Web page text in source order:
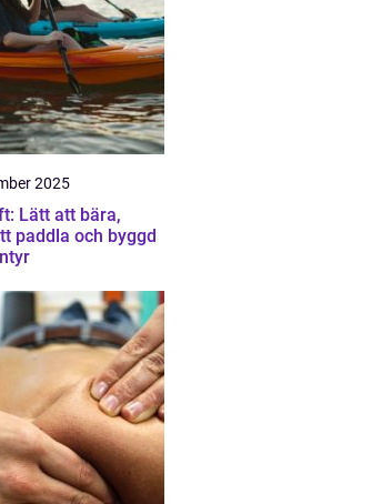
2025
Lätt att bära,
paddla och byggd